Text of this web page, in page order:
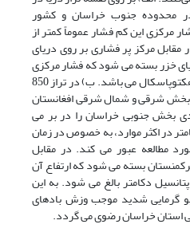
محدوده جنوب خراسان و کشور
مرکزی این کم فشار عموماً کمتر از
مقابل مرکز پر فشاری بر روی دریای
خزر بسته می شود که فشار مرکزی
آن در اکثر مواقع بیش از 1015 هکتوپاسکال می باشد. ب) در تراز 850
شرقی و شمال شرقی افغانستان
بخش جنوبی خراسان را در بر می
دکامتر در اکثر موارد، به خصوص در زمان
مطالعه عبور می کند. در مقابل
بسته می شود که ارتفاع آن
مواقع بیش از 148 ژئو پتانسیل دکامتر بالغ می شود. به این
گرمایی شدید موجب وزش بادهای
خراسان رضوی می گردد.